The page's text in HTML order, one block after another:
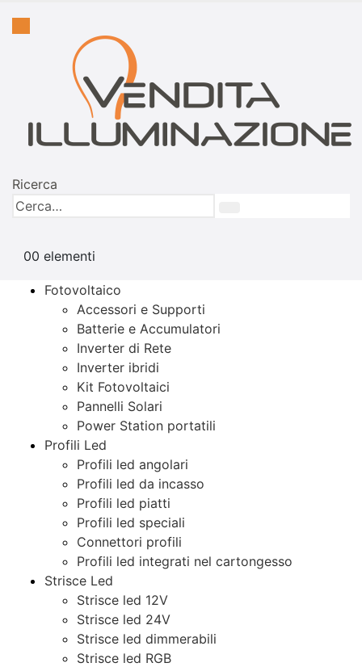
Ricerca
00 elementi
Fotovoltaico
Accessori e Supporti
Batterie e Accumulatori
Inverter di Rete
Inverter ibridi
Kit Fotovoltaici
Pannelli Solari
Power Station portatili
Profili Led
Profili led angolari
Profili led da incasso
Profili led piatti
Profili led speciali
Connettori profili
Profili led integrati nel cartongesso
Strisce Led
Strisce led 12V
Strisce led 24V
Strisce led dimmerabili
Strisce led RGB